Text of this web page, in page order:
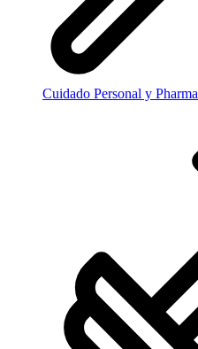
Cuidado Personal y Pharma